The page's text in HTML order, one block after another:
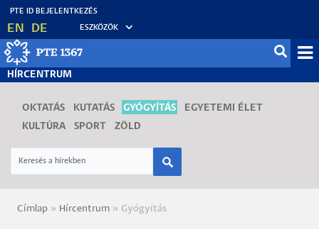
Ugrás
tartalomra
EN DE ESZKÖZÖK
HÍRCENTRUM
OKTATÁS KUTATÁS GYÓGYÍTÁS
EGYETEMI ÉLET
KULTÚRA
SPORT ZÖLD
Morzsa
Címlap Hírcentrum Gyógyítás